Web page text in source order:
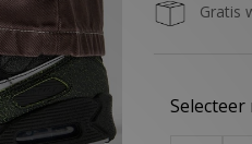
Gratis
Selecteer